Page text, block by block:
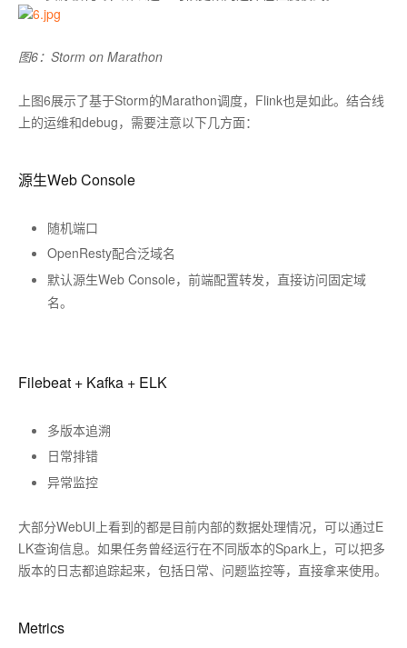
图6：Storm on Marathon
上图6展示了基于Storm的Marathon调度，Flink也是如此。结合线
上的运维和debug，需要注意以下几方面：
源生Web Console
随机端口
OpenResty配合泛域名
默认源生Web Console，前端配置转发，直接访问固定域
名。
Filebeat + Kafka + ELK
多版本追溯
日常排错
异常监控
大部分WebUI上看到的都是目前内部的数据处理情况，可以通过E
LK查询信息。如果任务曾经运行在不同版本的Spark上，可以把多
版本的日志都追踪起来，包括日常、问题监控等，直接拿来使用。
Metrics